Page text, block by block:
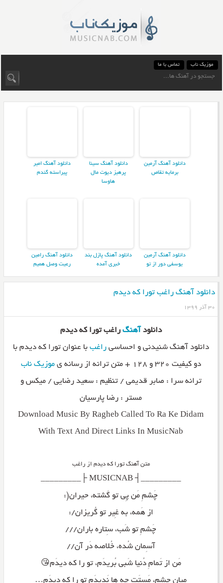
موزیک ناب تماس با ما
دانلود آهنگ آرمین
برمایه تقاص
دانلود آهنگ سینا
پرهیز دیوت مال
هاوسا
دانلود آهنگ امیر
پیراسته گندم
دانلود آهنگ آرمین
یوسفی دور از تو
دانلود آهنگ پازل بند
خبری آمده
دانلود آهنگ رامین
رعیت وصل همیم
دانلود آهنگ راغب تورا که دیدم
۳۰ آذر ۱۳۹۹
دانلود آهنگ راغب تورا که دیدم
دانلود آهنگ شنیدنی و احساسیراغب با عنوان تورا که دیدم با
دو کیفیت ۳۲۰ و ۱۲۸ + متن ترانه از رسانه ی
موزیک ناب
ترانه سرا : صابر قدیمی / تنظیم : سعید رضایی / میکس و
مستر : رضا پارسیان
Download Music By Ragheb Called To Ra Ke Didam
With Text And Direct Links In MusicNab
متن آهنگ تورا که دیدم از راغب
_________┤ MUSICNAB ├_________
چَشمِ مَن پِی تو گَشته، حیران(:
از هَمه، به غِیر تو گُریزان/:
چَشمِ تو شَب، سِتاره باران///
آسِمان شُده، خُلاصه دَر آن//
مَن از تَمامِ دُنیا شَبی بُریدَم، تو را که دیدَم😘
میان چشم، مَستَت چه ها نَدیدَم تو را که دیدَم…